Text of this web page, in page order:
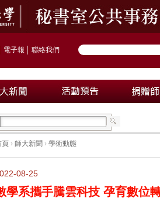
電子報 聯絡我們
頁 › 師大新聞 › 學術動態
08-25
學系攜手騰雲科技 孕育數位